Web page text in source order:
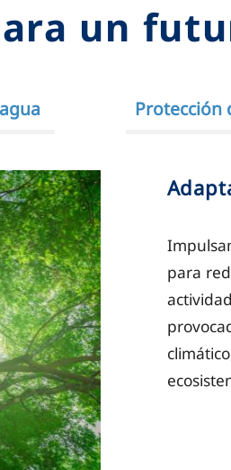
un
Protección
para